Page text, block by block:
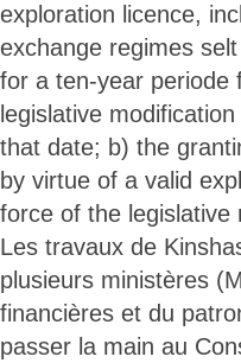
exploration licence,
exchange regimes
for a ten-year periode
legislative
that date; b) the
by virtue of a valid
force of the legislative
Les travaux de
plusieurs ministères
financières et du
passer la main au